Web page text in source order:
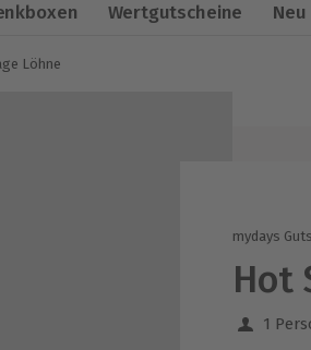
Wertgutscheine Neu
Löhne
mydays
Hot
1